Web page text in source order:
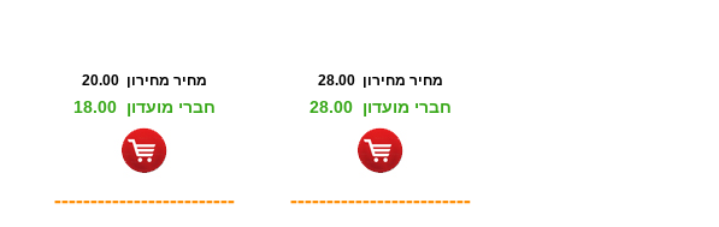
מחיר מחירון 28.00
חברי מועדון 28.00
-------------------------
מחיר מחירון 20.00
חברי מועדון 18.00
-------------------------